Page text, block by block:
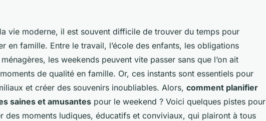
activités
pour le
vie moderne, il est souvent difficile de trouver du temps pour
en famille. Entre le travail, l’école des enfants, les obligations
les weekends peuvent vite passer sans que l’on ait
de qualité en famille. Or, ces instants sont essentiels pour
et créer des souvenirs inoubliables. Alors, comment planifier
saines et amusantes pour le weekend ? Voici quelques pistes pour
des moments ludiques, éducatifs et conviviaux, qui plairont à tous